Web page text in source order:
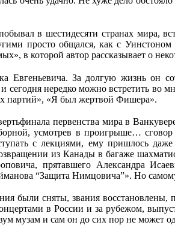
в шестидесяти странах мира,
просто общался, как с
в которой автор рассказывает о
Евгеньевича. За долгую жизнь он
нередко можно встретить во
партий», «Я был жертвой Фишера».
первенства мира в
усмотрев в проигрыше…
с лекциями, ему пришлось
из Канады в багаже
прятавшего Александра
“Защита Нимцовича”». Но
были сняты, звания
в России и за рубежом,
музам и сам он до сих пор не может